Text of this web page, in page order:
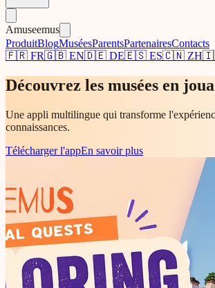
Amuseemus
ProduitBlogMuséesParentsPartenairesContacts
🇫🇷 FR🇬🇧 EN🇩🇪 DE🇪🇸 ES🇨🇳 ZH
Découvrez les musées en
Une appli multilingue qui transforme
connaissances.
Télécharger l'appEn savoir plus